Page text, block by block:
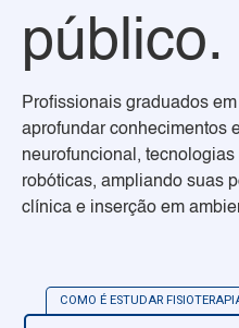
público.
Profissionais graduados
aprofundar conhecimentos
neurofuncional,
robóticas, ampliando suas
clínica e inserção em
COMO É ESTUDAR